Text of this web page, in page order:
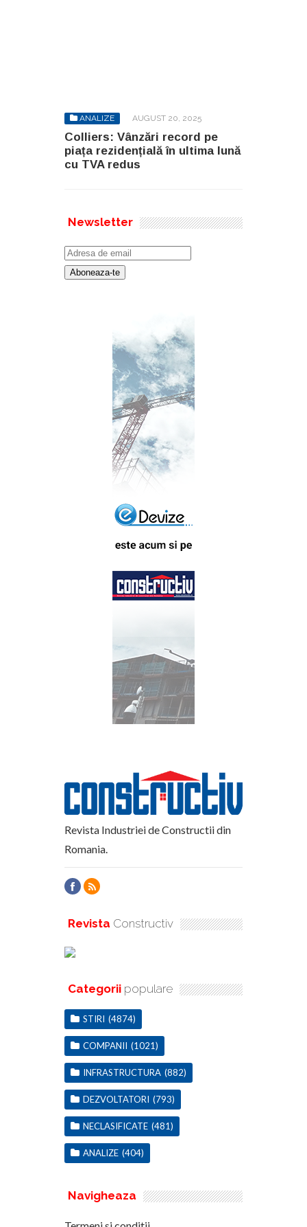
ANALIZE AUGUST 20, 2025
Colliers: Vânzări record pe
piața rezidențială în ultima lună
cu TVA redus
Newsletter
Revista Industriei de Constructii din
Romania.
Revista Constructiv
Categorii populare
STIRI (4874)
COMPANII (1021)
INFRASTRUCTURA (882)
DEZVOLTATORI (793)
NECLASIFICATE (481)
ANALIZE (404)
Navigheaza